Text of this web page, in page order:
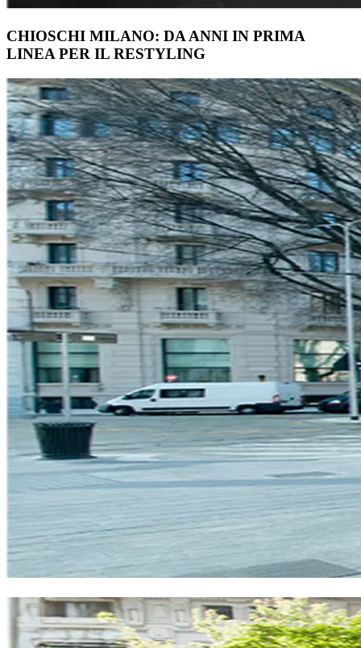
CHIOSCHI MILANO: DA ANNI IN PRIMA
LINEA PER IL RESTYLING